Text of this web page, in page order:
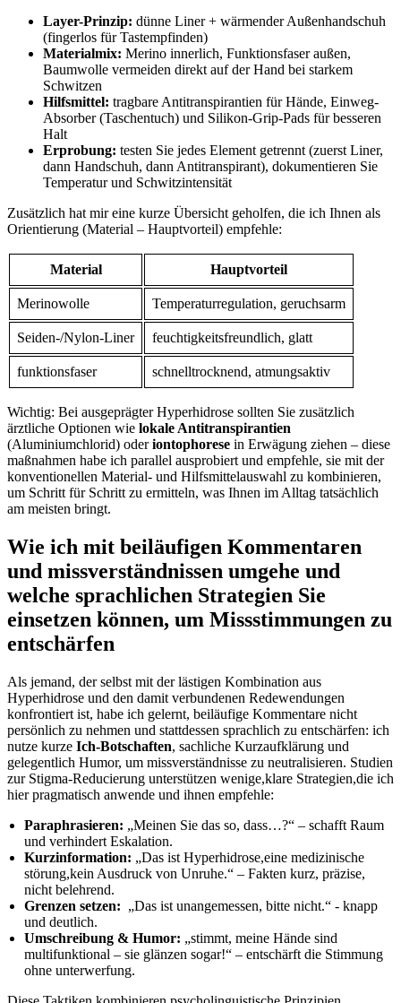
Layer-Prinzip: dünne Liner + wärmender Außenhandschuh
(fingerlos für Tastempfinden)
Materialmix: Merino innerlich, Funktionsfaser außen,
Baumwolle vermeiden direkt auf‍ der Hand ⁤bei starkem
Schwitzen
Hilfsmittel: tragbare ⁣Antitranspirantien für Hände, Einweg-
Absorber (Taschentuch) ‌und Silikon-Grip-Pads ‌für besseren‍
Halt
Erprobung: testen ⁢Sie ​jedes Element getrennt (zuerst Liner,
dann⁤ Handschuh,‍ dann Antitranspirant), ‌dokumentieren Sie‌
Temperatur und Schwitzintensität
Zusätzlich ​hat mir eine kurze Übersicht geholfen,⁣ die ich Ihnen als
Orientierung (Material – Hauptvorteil) empfehle:
Material Hauptvorteil
Merinowolle Temperaturregulation, geruchsarm
Seiden-/Nylon-Liner feuchtigkeitsfreundlich, ‌glatt
funktionsfaser schnelltrocknend, atmungsaktiv
Wichtig: ​Bei ausgeprägter ‌Hyperhidrose sollten Sie zusätzlich
ärztliche Optionen⁢ wie lokale Antitranspirantien
(Aluminiumchlorid)⁣ oderiontophorese in Erwägung ziehen – diese
maßnahmen⁣ habe ich parallel ‌ausprobiert​ und ⁣empfehle, sie mit der
konventionellen Material- und Hilfsmittelauswahl zu kombinieren,
um Schritt für Schritt zu⁣ ermitteln, was Ihnen im Alltag tatsächlich
am meisten ⁣bringt.
Wie ich mit beiläufigen Kommentaren‌
und missverständnissen umgehe und
welche sprachlichen Strategien⁣ Sie
‌einsetzen können,‍ um Missstimmungen zu
entschärfen
Als jemand,⁣ der selbst mit der lästigen⁤ Kombination aus
Hyperhidrose und den damit verbundenen Redewendungen
konfrontiert ist, habe ich gelernt, beiläufige‍ Kommentare nicht
persönlich zu nehmen und stattdessen⁣ sprachlich zu entschärfen: ich
nutze kurze Ich‑Botschaften, ⁢sachliche Kurzaufklärung und
gelegentlich Humor, ‌um‌ missverständnisse zu neutralisieren. ⁤Studien
zur Stigma‑Reducierung unterstützen wenige,klare Strategien,die ich
hier pragmatisch anwende ‌und⁤ ihnen empfehle:
Paraphrasieren: „Meinen Sie das so, dass…?“‍ – schafft Raum
und verhindert Eskalation.
Kurzinformation: „Das ist Hyperhidrose,eine medizinische‍
störung,kein Ausdruck ​von Unruhe.“ – Fakten⁤ kurz, präzise,
nicht belehrend.
Grenzen ‌setzen: ⁣ „Das ‌ist unangemessen, bitte nicht.“ -⁣ knapp
und deutlich.
Umschreibung & Humor: „stimmt, meine‍ Hände sind
multifunktional – sie glänzen sogar!“ – entschärft die Stimmung
ohne unterwerfung.